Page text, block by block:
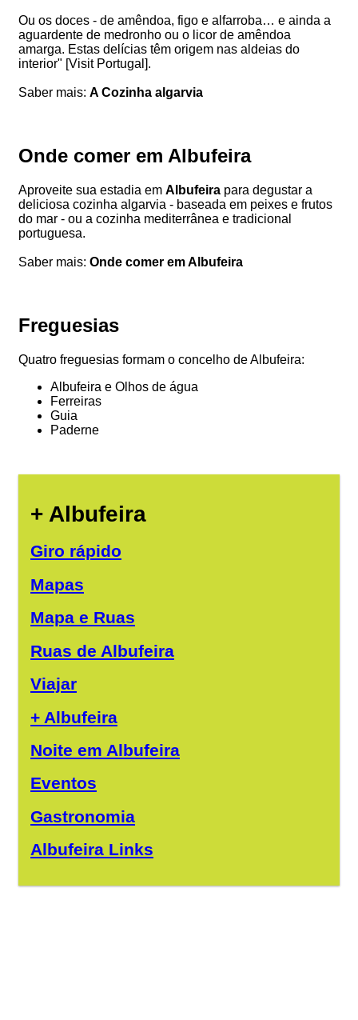
Ou os doces - de amêndoa, figo e alfarroba… e ainda a
aguardente de medronho ou o licor de amêndoa
amarga. Estas delícias têm origem nas aldeias do
interior" [Visit Portugal].
Saber mais: A Cozinha algarvia
Onde comer em Albufeira
Aproveite sua estadia em Albufeira para degustar a
deliciosa cozinha algarvia - baseada em peixes e frutos
do mar - ou a cozinha mediterrânea e tradicional
portuguesa.
Saber mais: Onde comer em Albufeira
Freguesias
Quatro freguesias formam o concelho de Albufeira:
Albufeira e Olhos de água
Ferreiras
Guia
Paderne
+ Albufeira
Giro rápido
Mapas
Mapa e Ruas
Ruas de Albufeira
Viajar
+ Albufeira
Noite em Albufeira
Eventos
Gastronomia
Albufeira Links